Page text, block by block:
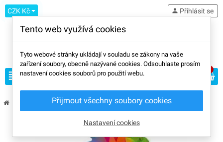
CZK Kč
view_headline
person Přihlásit se
Spectrum / The Filament
Tento web využívá cookies
Tyto webové stránky ukládají v souladu se zákony na vaše
zařízení soubory, obecně nazývané cookies. Odsouhlaste prosím
nastavení cookies souborů pro použití webu.
Přijmout všechny soubory cookies
Nastavení cookies